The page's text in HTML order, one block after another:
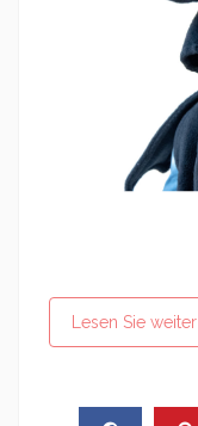
Lesen Sie weiter